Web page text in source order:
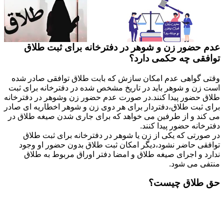
عدم حضور زن و شوهر در دفترخانه برای ثبت طلاق
توافقی چه حکمی دارد؟
وقتی گواهی عدم امکان سازش که بابت طلاق توافقی صادر شده
است زن و شوهر باید در تاریخ مشخص شده در دفترخانه برای ثبت
طلاق حضور پیدا کنند.در صورت عدم حضور زن وشوهر در دفترخانه
برای ثبت طلاق،دفتردار برای هر دوی زن و شوهر اخطاریه ای صادر
می کند و از طرفین می خواهد که برای جاری شدن صیغه طلاق در
دفترخانه حضور پیدا کنند.
در صورتی که یکی از زن یا شوهر در دفترخانه برای ثبت طلاق
توافقی حاضر نشود،دیگر امکان ثبت طلاق بدون حضور او وجود
ندارد و اجرای صیغه طلاق و امضا دفتر اوراق مربوط به طلاق
منتفی می شود.
حق طلاق چیست؟